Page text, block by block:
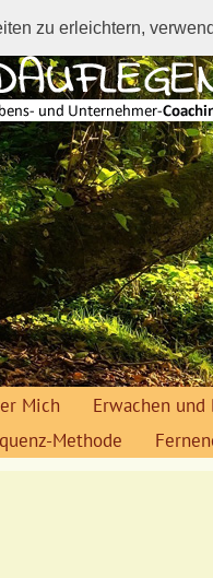
zu erleichtern,
Mich Erwachen und
Methode